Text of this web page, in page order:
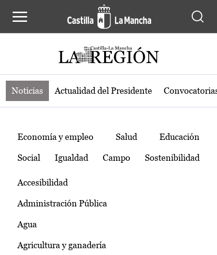
Noticias de la región de Castilla-La
Noticias Actualidad del Presidente
Temas
Economía y empleo Salud Educación
Social Igualdad Campo Sostenibilidad
Accesibilidad
Administración Pública
Agua
Agricultura y ganadería